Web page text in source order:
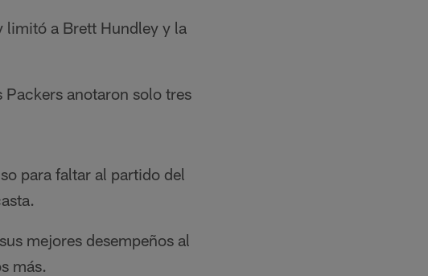
limitó a Brett Hundley y la
anotaron solo tres
para faltar al partido del
mejores desempeños al
más.